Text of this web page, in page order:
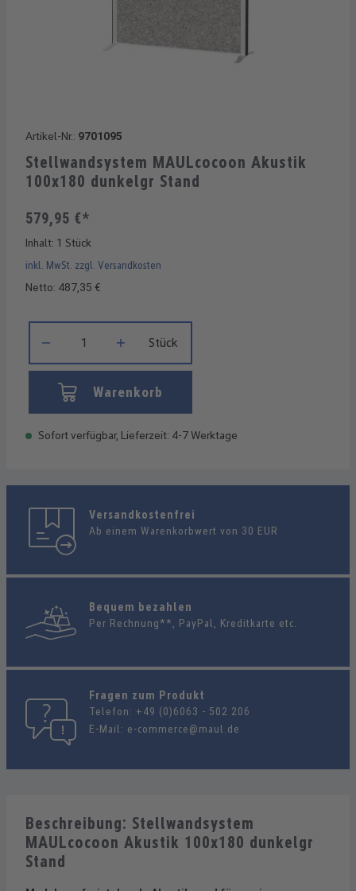
Artikel-Nr.: 9701095
Stellwandsystem MAULcocoon Akustik
100x180 dunkelgr Stand
579,95 €*
Inhalt: 1 Stück
inkl. MwSt. zzgl. Versandkosten
Netto: 487,35 €
Stück
Warenkorb
Sofort verfügbar, Lieferzeit: 4-7 Werktage
Versandkostenfrei
Ab einem Warenkorbwert von 30 EUR
Bequem bezahlen
Per Rechnung**, PayPal, Kreditkarte etc.
Fragen zum Produkt
Telefon: +49 (0)6063 - 502 206
E-Mail: e-commerce@maul.de
Beschreibung: Stellwandsystem
MAULcocoon Akustik 100x180 dunkelgr
Stand